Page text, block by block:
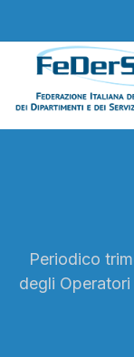
Periodico
degli